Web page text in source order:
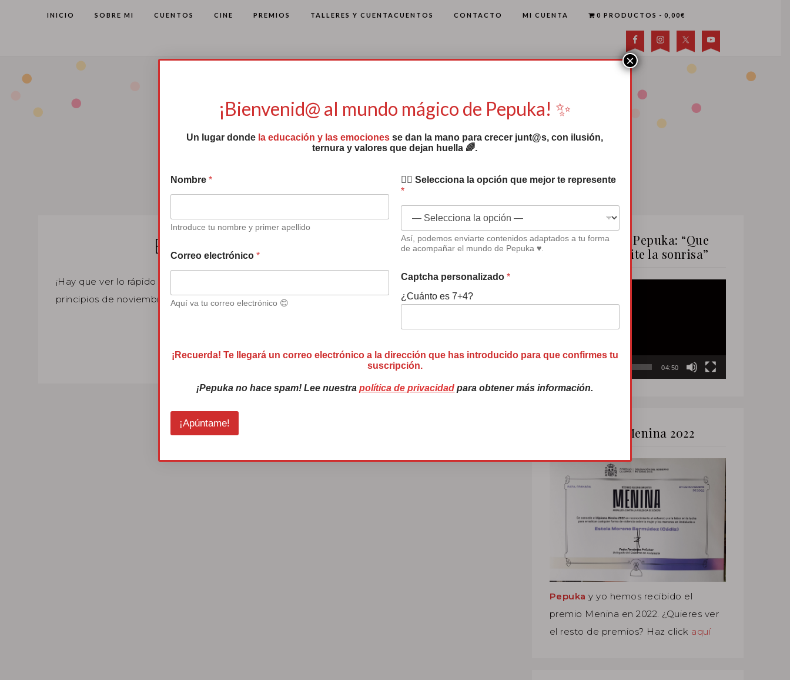
INICIO SOBRE MI CUENTOS CINE PREMIOS TALLERES Y CUENTACUENTOS CONTACTO MI CUENTA 0 PRODUCTOS 0,00€
El mes de la concienciación
¡Hay que ver lo rápido que se ha pasado octubre! No puedo creer que nos encontremos a
principios de noviembre……
Canción de Pepuka: “Que
nadie te quite la sonrisa”
de
04:50
Premio Menina 2022
Pepuka y yo hemos recibido el
premio Menina en 2022. ¿Quieres ver
el resto de premios? Haz click aquí
o
o
¡Bienvenid@ al mundo mágico de Pepuka! ✨
Un lugar donde la educación y las emociones se dan la mano para crecer junt@s, con ilusión,
ternura y valores que dejan huella 🌈.
Nombre *
Introduce tu nombre y primer apellido
Correo electrónico *
Aquí va tu correo electrónico 😊
✍🏻 Selecciona la opción que mejor te represente
*
Así, podemos enviarte contenidos adaptados a tu forma
de acompañar el mundo de Pepuka ♥.
Captcha personalizado*
¿Cuánto es 7+4?
¡Recuerda! Te llegará un correo electrónico a la dirección que has introducido para que confirmes tu
suscripción.
¡Pepuka no hace spam! Lee nuestrapolítica de privacidad para obtener más información.
¡Apúntame!
×